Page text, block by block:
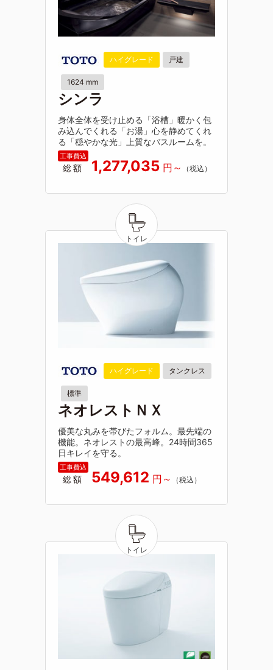
ハイグレード 戸建
1624 mm
シンラ
身体全体を受け止める「浴槽」暖かく包
み込んでくれる「お湯」心を静めてくれ
る「穏やかな光」上質なバスルームを。
総額 1,277,035
ハイグレード タンクレス
標準
ネオレストＮＸ
優美な丸みを帯びたフォルム。最先端の
機能。ネオレストの最高峰。24時間365
日キレイを守る。
総額 549,612